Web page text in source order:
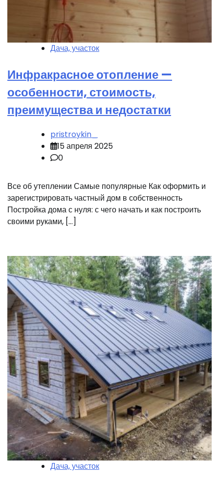
Дача, участок
Инфракрасное отопление —
особенности, стоимость,
преимущества и недостатки
pristroykin_
15 апреля 2025
0
Все об утеплении Самые популярные Как оформить и
зарегистрировать частный дом в собственность
Постройка дома с нуля: с чего начать и как построить
своими руками, […]
Дача, участок